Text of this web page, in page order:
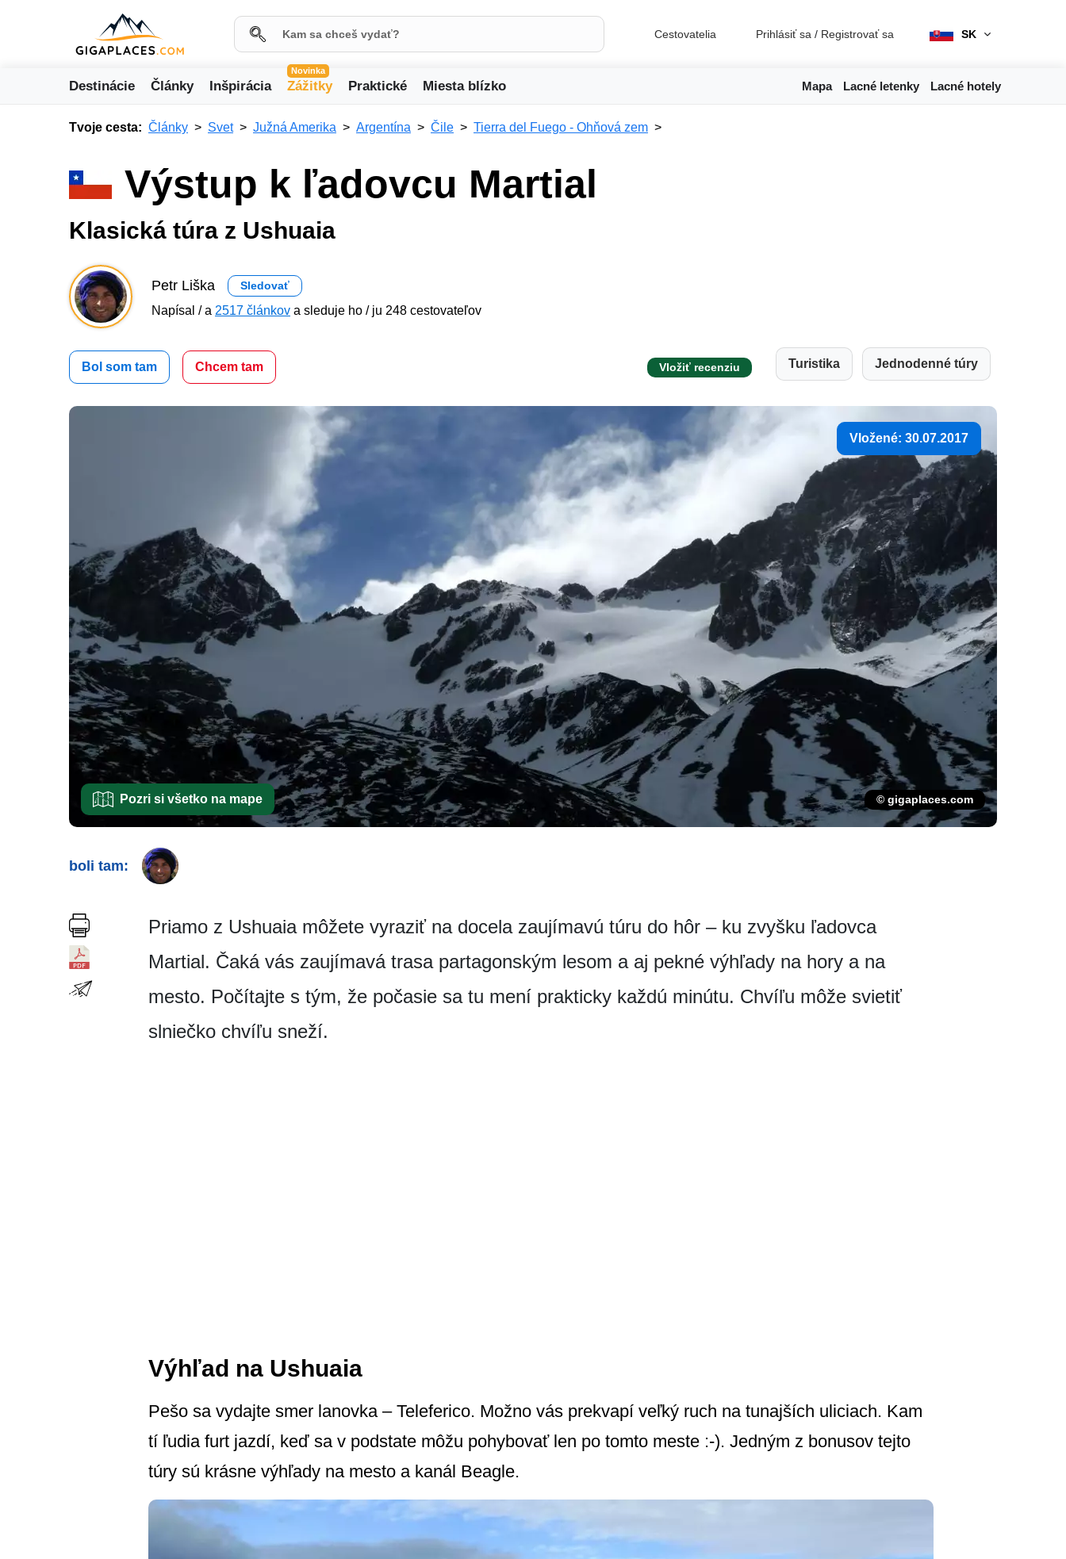
Cestovatelia Prihlásiť sa / Registrovať sa SK
Destinácie Články Inšpirácia
Novinka
Zážitky Praktické Miesta blízko Mapa Lacné letenky Lacné hotely
Tvoje cesta: Články Svet Južná Amerika Argentína Čile Tierra del Fuego - Ohňová zem
Výstup k ľadovcu Martial
Klasická túra z Ushuaia
Petr Liška Sledovať
Napísal / a 2517 článkov a sleduje ho / ju 248 cestovateľov
Bol som tam Chcem tam Vložiť recenziu Turistika Jednodenné túry
Vložené: 30.07.2017
Pozri si všetko na mape © gigaplaces.com
boli tam:
Priamo z Ushuaia môžete vyraziť na docela zaujímavú túru do hôr – ku zvyšku ľadovca
Martial. Čaká vás zaujímavá trasa partagonským lesom a aj pekné výhľady na hory a na
mesto. Počítajte s tým, že počasie sa tu mení prakticky každú minútu. Chvíľu môže svietiť
slniečko chvíľu sneží.
Výhľad na Ushuaia
Pešo sa vydajte smer lanovka – Teleferico. Možno vás prekvapí veľký ruch na tunajších uliciach. Kam
tí ľudia furt jazdí, keď sa v podstate môžu pohybovať len po tomto meste :-). Jedným z bonusov tejto
túry sú krásne výhľady na mesto a kanál Beagle.